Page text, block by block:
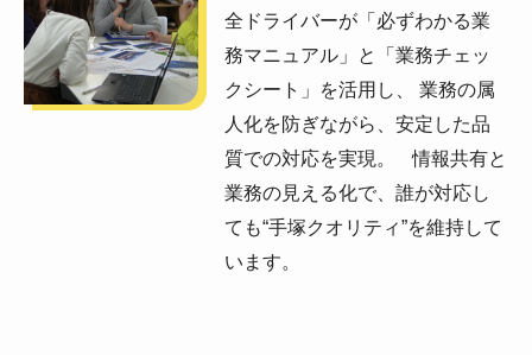
全ドライバーが「必ずわかる業
務マニュアル」と「業務チェッ
クシート」を活用し、 業務の属
人化を防ぎながら、安定した品
質での対応を実現。 情報共有と
業務の見える化で、誰が対応し
ても“手塚クオリティ”を維持して
います。